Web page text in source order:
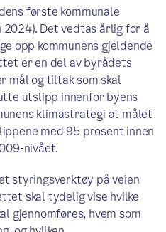
første kommunale
Det vedtas årlig for å
opp kommunens gjeldende
er en del av byrådets
mål og tiltak som skal
utslipp innenfor byens
klimastrategi at målet
med 95 prosent innen
nivået.
styringsverktøy på veien
skal tydelig vise hvilke
gjennomføres, hvem som